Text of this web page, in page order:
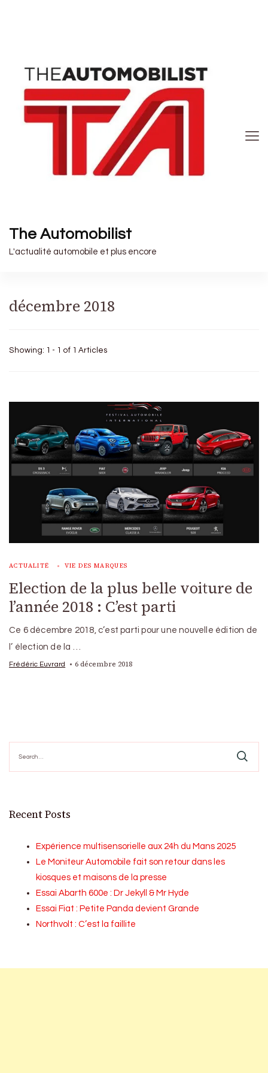
The Automobilist
L'actualité automobile et plus encore
décembre 2018
Showing: 1 - 1 of 1 Articles
ACTUALITÉ VIE DES MARQUES
Election de la plus belle voiture de
l’année 2018 : C’est parti
Ce 6 décembre 2018, c’est parti pour une nouvelle édition de
l’ élection de la …
Frédéric Euvrard 6 décembre 2018
for:
Recent Posts
Expérience multisensorielle aux 24h du Mans 2025
Le Moniteur Automobile fait son retour dans les
kiosques et maisons de la presse
Essai Abarth 600e : Dr Jekyll & Mr Hyde
Essai Fiat : Petite Panda devient Grande
Northvolt : C’est la faillite